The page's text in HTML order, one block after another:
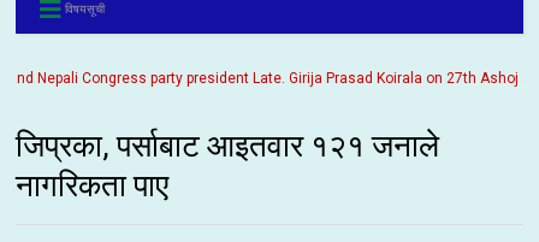
विषयसूची
Nepali Congress party president Late. Girija Prasad Koirala on 27th Ashoj
जिप्रका, पर्साबाट आइतवार १२१ जनाले
नागरिकता पाए